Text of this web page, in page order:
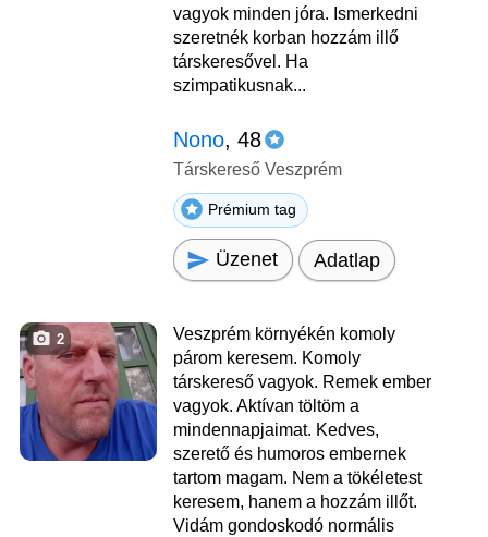
vagyok minden jóra. Ismerkedni
szeretnék korban hozzám illő
társkeresővel. Ha
szimpatikusnak...
Nono, 48
Társkereső Veszprém
Prémium tag
Üzenet Adatlap
2
Veszprém környékén komoly
párom keresem. Komoly
társkereső vagyok. Remek ember
vagyok. Aktívan töltöm a
mindennapjaimat. Kedves,
szerető és humoros embernek
tartom magam. Nem a tökéletest
keresem, hanem a hozzám illőt.
Vidám gondoskodó normális